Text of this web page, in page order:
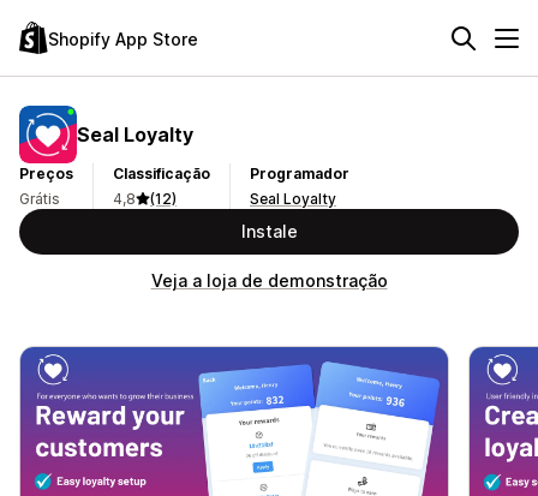
Shopify App Store
Seal Loyalty
Preços
Grátis
Classificação
4,8
(12)
Programador
Seal Loyalty
Instale
Veja a loja de demonstração